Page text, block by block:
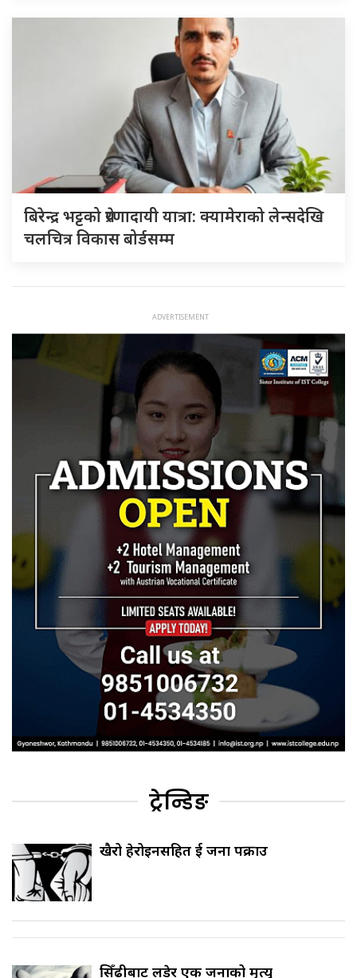
बिरेन्द्र भट्टको प्रेरणादायी यात्रा: क्यामेराको लेन्सदेखि
चलचित्र विकास बोर्डसम्म
ट्रेन्डिङ
खैरो हेरोइनसहित दुई जना पक्राउ
सिँढीबाट लडेर एक जनाको मृत्यु